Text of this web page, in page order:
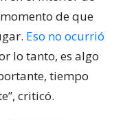
de que
Eso no ocurrió
lo tanto, es algo
tiempo
criticó.